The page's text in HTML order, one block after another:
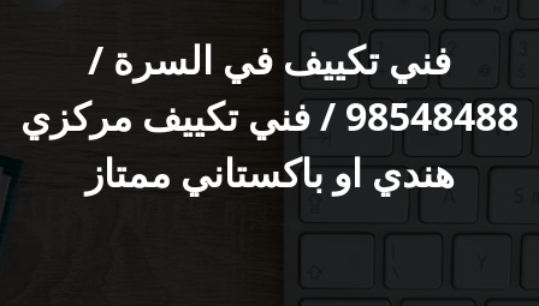
فني تكييف في السرة /
98548488 / فني تكييف مركزي
هندي او باكستاني ممتاز